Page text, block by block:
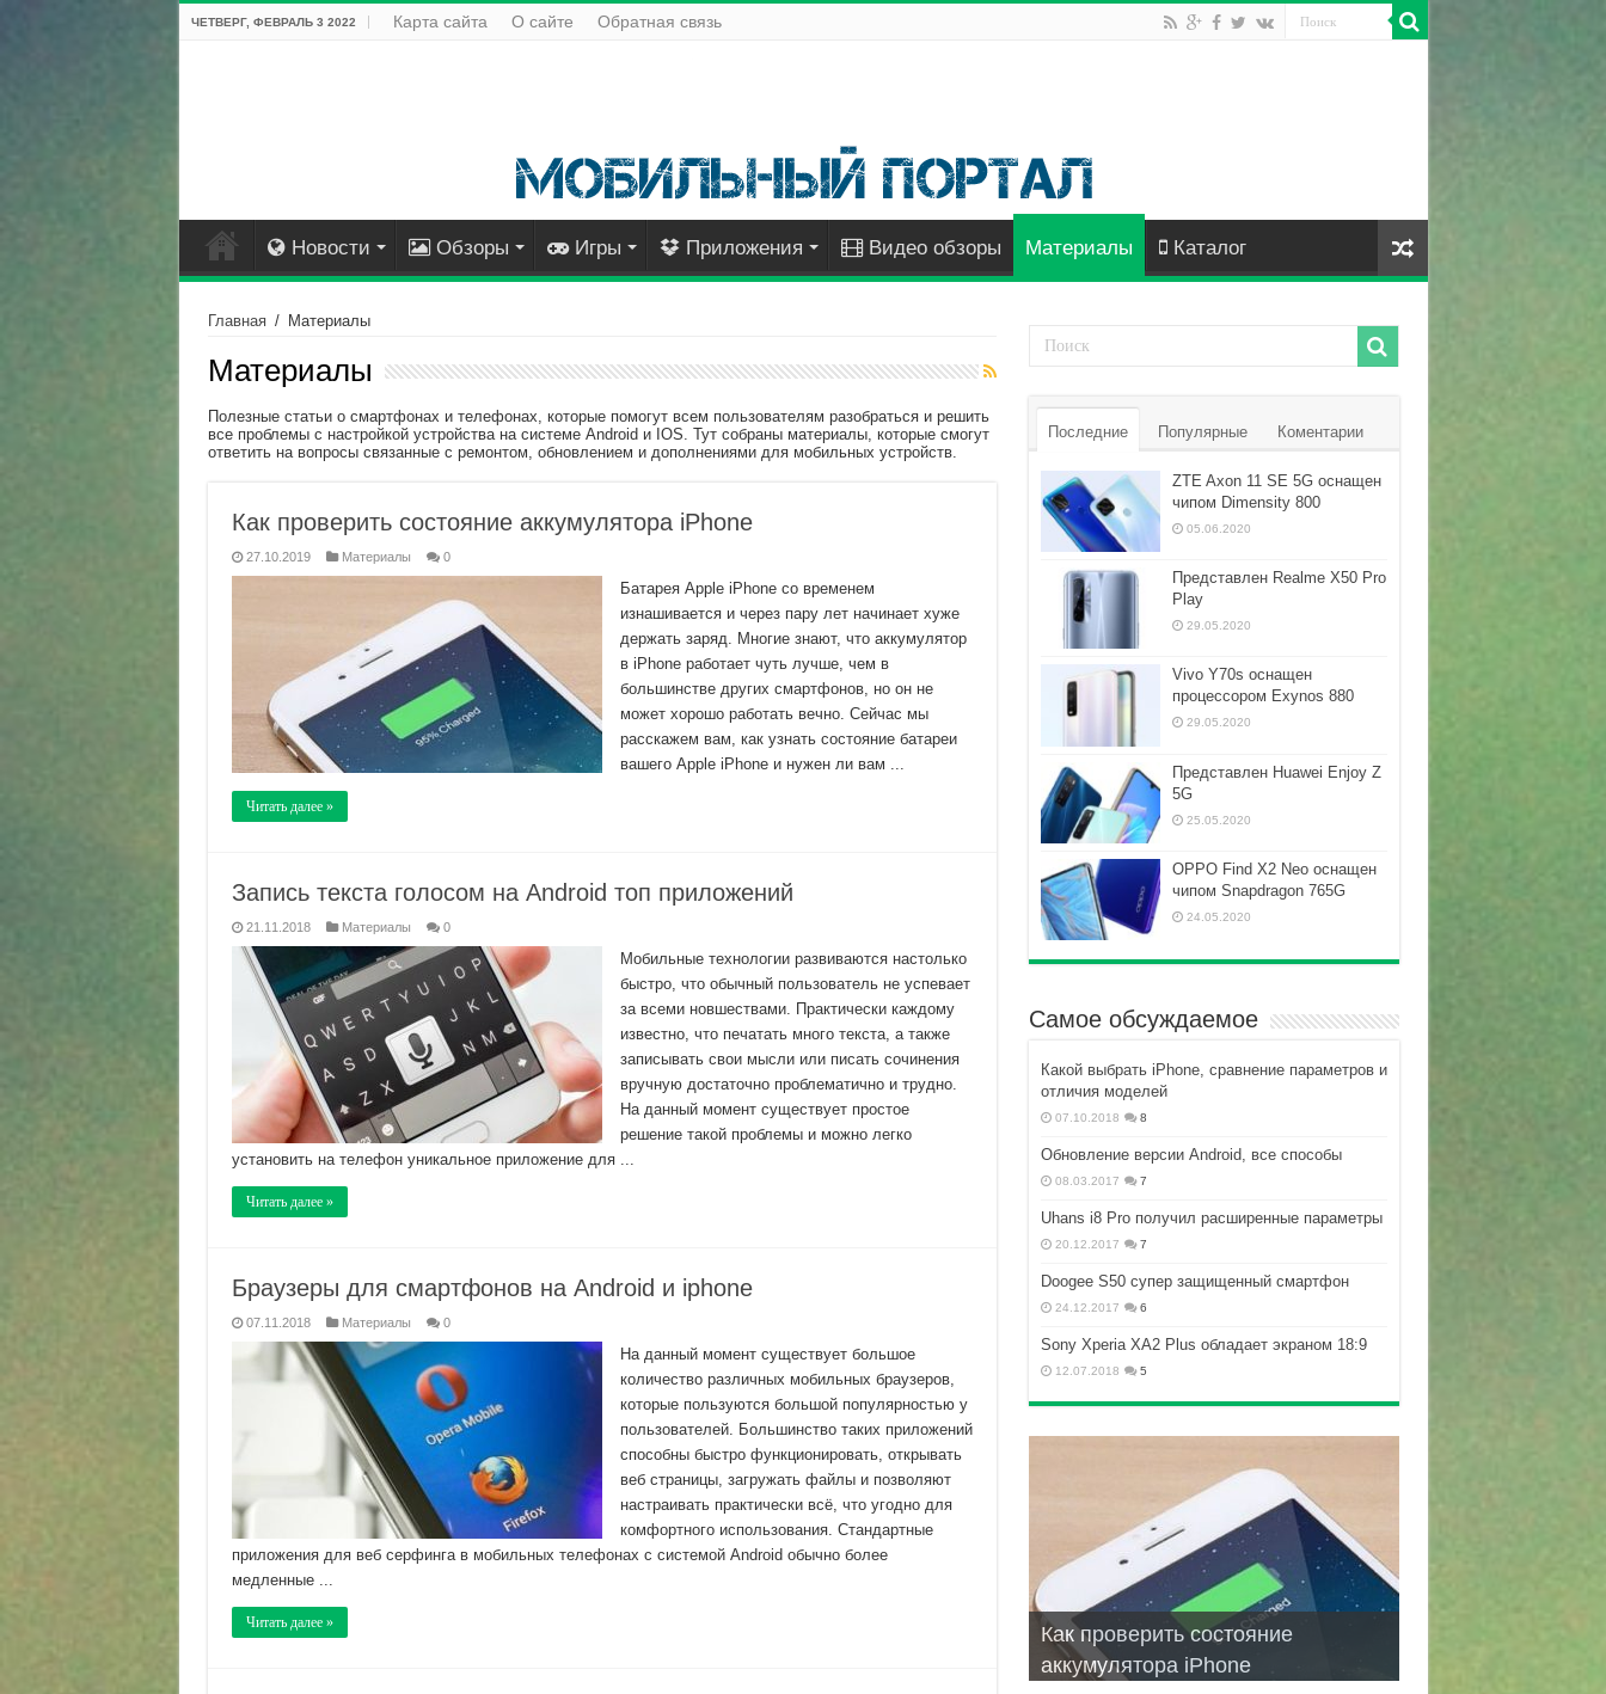
ЧЕТВЕРГ, ФЕВРАЛЬ 3 2022 Карта сайта О сайте Обратная связь
Новости Обзоры Игры Приложения Видео обзоры Материалы Каталог
Главная / Материалы
Материалы
Полезные статьи о смартфонах и телефонах, которые помогут всем пользователям разобраться и решить
все проблемы с настройкой устройства на системе Android и IOS. Тут собраны материалы, которые смогут
ответить на вопросы связанные с ремонтом, обновлением и дополнениями для мобильных устройств.
Как проверить состояние аккумулятора iPhone
27.10.2019 Материалы 0
Батарея Apple iPhone со временем
изнашивается и через пару лет начинает хуже
держать заряд. Многие знают, что аккумулятор
в iPhone работает чуть лучше, чем в
большинстве других смартфонов, но он не
может хорошо работать вечно. Сейчас мы
расскажем вам, как узнать состояние батареи
вашего Apple iPhone и нужен ли вам ...
Читать далее »
Запись текста голосом на Android топ приложений
21.11.2018 Материалы 0
Мобильные технологии развиваются настолько
быстро, что обычный пользователь не успевает
за всеми новшествами. Практически каждому
известно, что печатать много текста, а также
записывать свои мысли или писать сочинения
вручную достаточно проблематично и трудно.
На данный момент существует простое
решение такой проблемы и можно легко
установить на телефон уникальное приложение для ...
Читать далее »
Браузеры для смартфонов на Android и iphone
07.11.2018 Материалы 0
На данный момент существует большое
количество различных мобильных браузеров,
которые пользуются большой популярностью у
пользователей. Большинство таких приложений
способны быстро функционировать, открывать
веб страницы, загружать файлы и позволяют
настраивать практически всё, что угодно для
комфортного использования. Стандартные
приложения для веб серфинга в мобильных телефонах с системой Android обычно более
медленные ...
Читать далее »
Последние Популярные Коментарии
ZTE Axon 11 SE 5G оснащен
чипом Dimensity 800
05.06.2020
Представлен Realme X50 Pro
Play
29.05.2020
Vivo Y70s оснащен
процессором Exynos 880
29.05.2020
Представлен Huawei Enjoy Z
5G
25.05.2020
OPPO Find X2 Neo оснащен
чипом Snapdragon 765G
24.05.2020
Самое обсуждаемое
Какой выбрать iPhone, сравнение параметров и
отличия моделей
07.10.2018 8
Обновление версии Android, все способы
08.03.2017 7
Uhans i8 Pro получил расширенные параметры
20.12.2017 7
Doogee S50 супер защищенный смартфон
24.12.2017 6
Sony Xperia XA2 Plus обладает экраном 18:9
12.07.2018 5
Как проверить состояние
аккумулятора iPhone
Запись текста голосом на Android
топ приложений
Браузеры для смартфонов на
Android и iphone
Не включается Iphone, как
оживить?
Мобильные операционные
системы для смартфонов